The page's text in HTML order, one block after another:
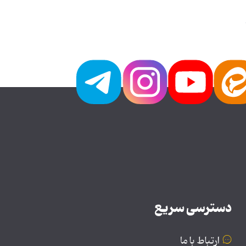
دسترسی سریع
ارتباط با ما